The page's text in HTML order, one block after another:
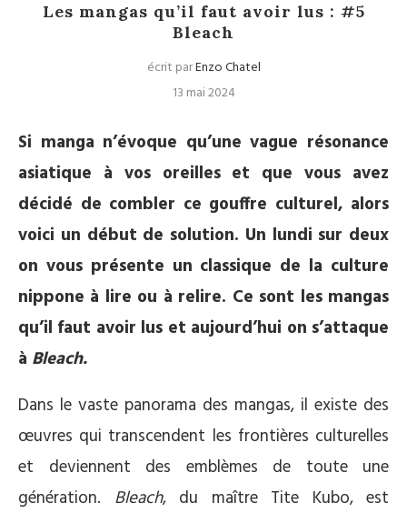
Les mangas qu’il faut avoir lus : #5
Bleach
écrit parEnzo Chatel
13 mai 2024
Si manga n’évoque qu’une vague résonance
asiatique à vos oreilles et que vous avez
décidé de combler ce gouffre culturel, alors
voici un début de solution. Un lundi sur deux
on vous présente un classique de la culture
nippone à lire ou à relire. Ce sont les mangas
qu’il faut avoir lus et aujourd’hui on s’attaque
à Bleach.
Dans le vaste panorama des mangas, il existe des
œuvres qui transcendent les frontières culturelles
et deviennent des emblèmes de toute une
génération. Bleach, du maître Tite Kubo, est